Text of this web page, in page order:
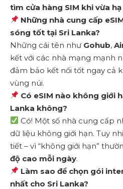
tìm cửa hàng SIM khi vừa
Những nhà cung cấp
sóng tốt tại Sri Lanka?
Những cái tên như Gohub,
kết với các nhà mạng mạnh
đảm bảo kết nối tốt ngay cả
vùng núi.
Có eSIM nào không giới
Lanka không?
Có! Một số nhà cung cấp
dữ liệu không giới hạn. Tuy
tiết – vì “không giới hạn”
độ cao mỗi ngày.
Làm sao để chọn gói
nhất cho Sri Lanka?